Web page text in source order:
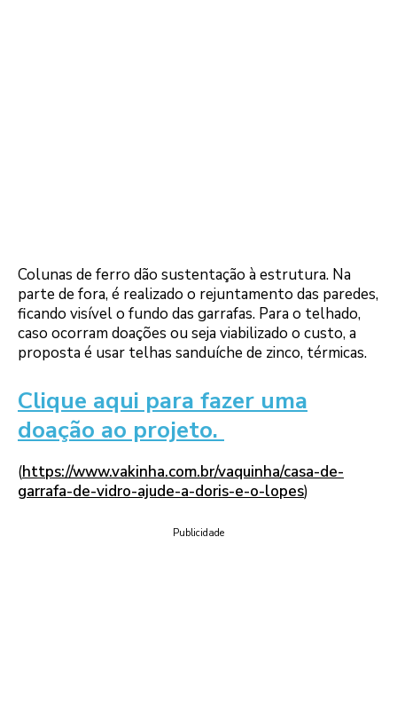
Colunas de ferro dão sustentação à estrutura. Na
parte de fora, é realizado o rejuntamento das paredes,
ficando visível o fundo das garrafas. Para o telhado,
caso ocorram doações ou seja viabilizado o custo, a
proposta é usar telhas sanduíche de zinco, térmicas.
Clique aqui para fazer uma
doação ao projeto.
(https://www.vakinha.com.br/vaquinha/casa-de-
garrafa-de-vidro-ajude-a-doris-e-o-lopes)
Publicidade